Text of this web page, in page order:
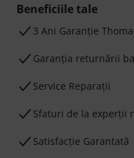
Beneficiile tale
3 Ani Garanție
Garanţia returnării
Service Reparații
Sfaturi de la experții
Satisfacție Garantată